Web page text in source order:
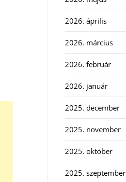
2026. április
2026. március
2026. február
2026. január
2025. december
2025. november
2025. október
2025. szeptember